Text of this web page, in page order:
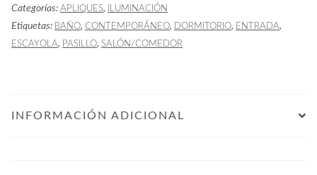
Categorías: APLIQUES, ILUMINACIÓN
Etiquetas: BAÑO, CONTEMPORÁNEO, DORMITORIO, ENTRADA,
ESCAYOLA, PASILLO, SALÓN/COMEDOR
INFORMACIÓN ADICIONAL